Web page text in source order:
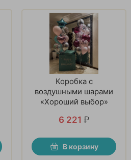
Коробка с
воздушными шарами
«Хороший выбор»
6 221 ₽
В корзину